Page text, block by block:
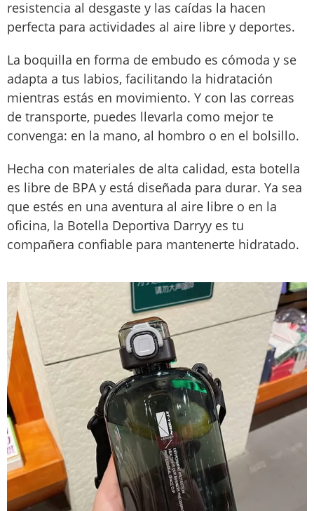
resistencia al desgaste y las caídas la hacen
perfecta para actividades al aire libre y deportes.
La boquilla en forma de embudo es cómoda y se
adapta a tus labios, facilitando la hidratación
mientras estás en movimiento. Y con las correas
de transporte, puedes llevarla como mejor te
convenga: en la mano, al hombro o en el bolsillo.
Hecha con materiales de alta calidad, esta botella
es libre de BPA y está diseñada para durar. Ya sea
que estés en una aventura al aire libre o en la
oficina, la Botella Deportiva Darryy es tu
compañera confiable para mantenerte hidratado.